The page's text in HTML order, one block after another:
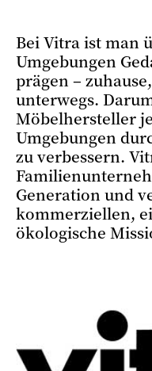
Bei Vitra ist man
Umgebungen
prägen –
unterwegs.
Möbelhersteller
Umgebungen
zu verbessern.
Generation und
kommerziellen,
ökologische